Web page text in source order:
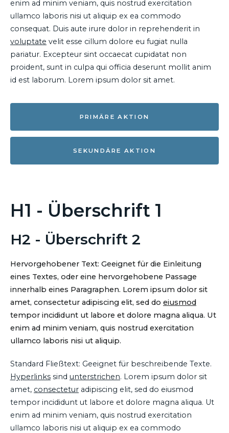
enim ad minim veniam, quis nostrud exercitation
ullamco laboris nisi ut aliquip ex ea commodo
consequat. Duis aute irure dolor in reprehenderit in
voluptate velit esse cillum dolore eu fugiat nulla
pariatur. Excepteur sint occaecat cupidatat non
proident, sunt in culpa qui officia deserunt mollit anim
id est laborum. Lorem ipsum dolor sit amet.
PRIMÄRE AKTION
SEKUNDÄRE AKTION
H1 - Überschrift 1
H2 - Überschrift 2
Hervorgehobener Text: Geeignet für die Einleitung
eines Textes, oder eine hervorgehobene Passage
innerhalb eines Paragraphen. Lorem ipsum dolor sit
amet, consectetur adipiscing elit, sed do eiusmod
tempor incididunt ut labore et dolore magna aliqua. Ut
enim ad minim veniam, quis nostrud exercitation
ullamco laboris nisi ut aliquip.
Standard Fließtext: Geeignet für beschreibende Texte.
Hyperlinks sind unterstrichen. Lorem ipsum dolor sit
amet, consectetur adipiscing elit, sed do eiusmod
tempor incididunt ut labore et dolore magna aliqua. Ut
enim ad minim veniam, quis nostrud exercitation
ullamco laboris nisi ut aliquip ex ea commodo